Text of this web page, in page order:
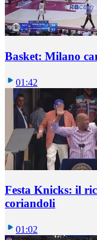
Basket: Milano
01:42
Festa Knicks: il
coriandoli
01:02